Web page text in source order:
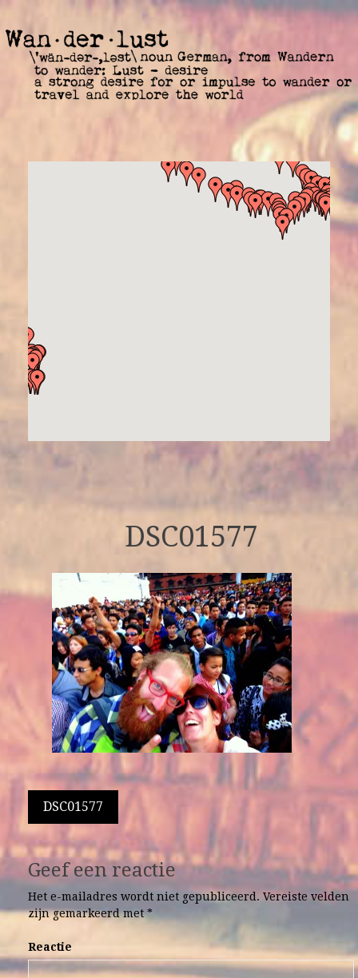
DSC01577
Berichtnavigatie
DSC01577
Geef een reactie
Het e-mailadres wordt niet gepubliceerd. Vereiste velden
zijn gemarkeerd met*
Reactie